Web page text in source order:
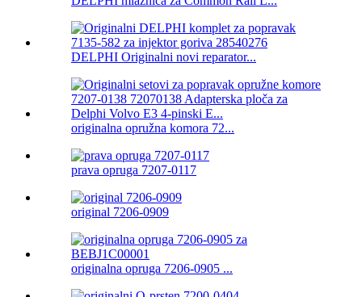
DELPHI Originalni novi reparator...
originalna opružna komora 72...
prava opruga 7207-0117
original 7206-0909
originalna opruga 7206-0905 ...